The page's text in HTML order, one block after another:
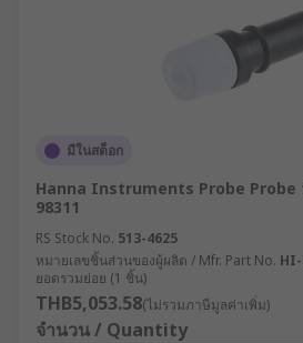
มีในสต็อก
Hanna Instruments Probe
98311
RS Stock No. 513-4625
หมายเลขชิ้นส่วนของผู้ผลิต / Mfr. Part No. HI-
ยอดรวมย่อย (1 ชิ้น)
THB5,053.58(ไม่รวมภาษีมูลค่าเพิ่ม)
จำนวน / Quantity